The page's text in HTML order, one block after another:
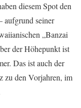
diesem Spot den
aufgrund seiner
„Banzai
der Höhepunkt ist
Das ist auch der
zu den Vorjahren, im